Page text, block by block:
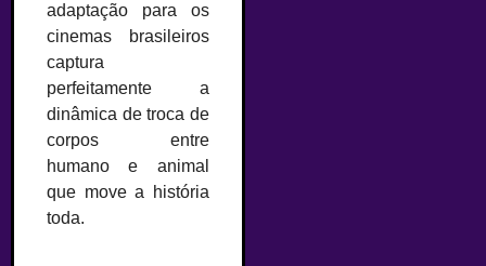
adaptação para os
cinemas brasileiros
captura
perfeitamente a
dinâmica de troca de
corpos entre
humano e animal
que move a história
toda.